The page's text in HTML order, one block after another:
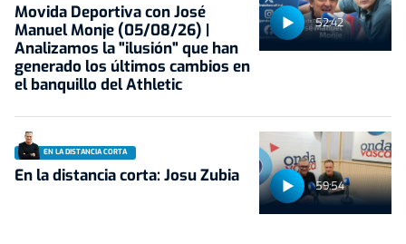
52:42
Movida Deportiva con José
Manuel Monje (05/08/26) |
Analizamos la "ilusión" que han
generado los últimos cambios en
el banquillo del Athletic
59:54
EN LA DISTANCIA CORTA
En la distancia corta: Josu Zubia